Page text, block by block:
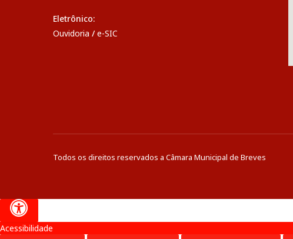
Eletrônico:
Ouvidoria / e-SIC
Todos os direitos reservados a Câmara Municipal de Breves
Acessibilidade